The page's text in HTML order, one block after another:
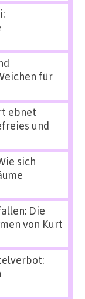
für
ebnet
und
sich
Die
von Kurt